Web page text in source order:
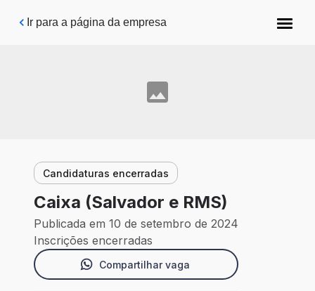
Pular para o conteúdo principal
Ir para a página da empresa
Candidaturas encerradas
Caixa (Salvador e RMS)
Publicada em 10 de setembro de 2024
Inscrições encerradas
Compartilhar vaga